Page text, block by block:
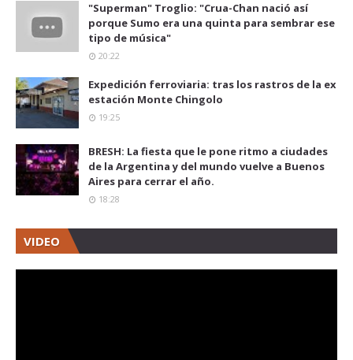
"Superman" Troglio: "Crua-Chan nació así
porque Sumo era una quinta para sembrar ese
tipo de música"
20:22
Expedición ferroviaria: tras los rastros de la ex
estación Monte Chingolo
19:25
BRESH: La fiesta que le pone ritmo a ciudades
de la Argentina y del mundo vuelve a Buenos
Aires para cerrar el año.
18:28
VIDEO